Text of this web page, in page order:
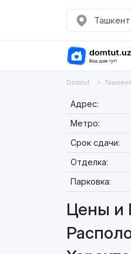
Ташкент
Domtut Ташкент
Адрес:
Метро:
Срок сдачи:
Отделка:
Парковка:
Цены и